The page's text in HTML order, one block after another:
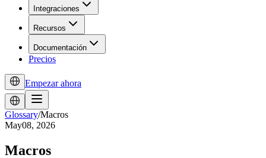
Integraciones
Recursos
Documentación
Precios
Empezar ahora
Glossary/Macros
May08, 2026
Macros